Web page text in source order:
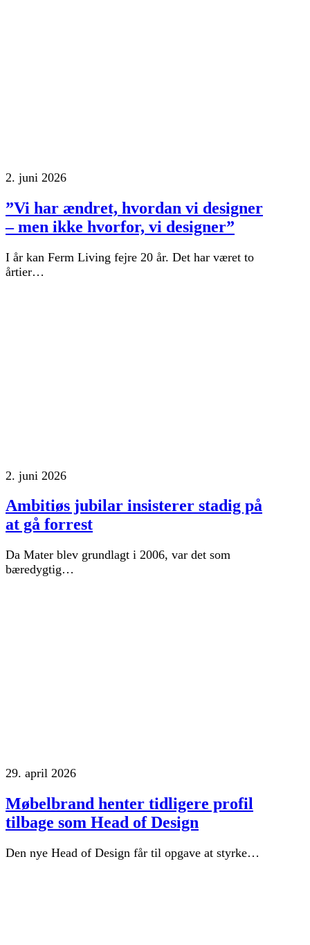
2. juni 2026
”Vi har ændret, hvordan vi designer
– men ikke hvorfor, vi designer”
I år kan Ferm Living fejre 20 år. Det har været to
årtier…
2. juni 2026
Ambitiøs jubilar insisterer stadig på
at gå forrest
Da Mater blev grundlagt i 2006, var det som
bæredygtig…
29. april 2026
Møbelbrand henter tidligere profil
tilbage som Head of Design
Den nye Head of Design får til opgave at styrke…